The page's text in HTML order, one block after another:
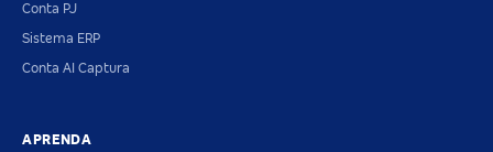
Conta PJ
Sistema ERP
Conta AI Captura
APRENDA